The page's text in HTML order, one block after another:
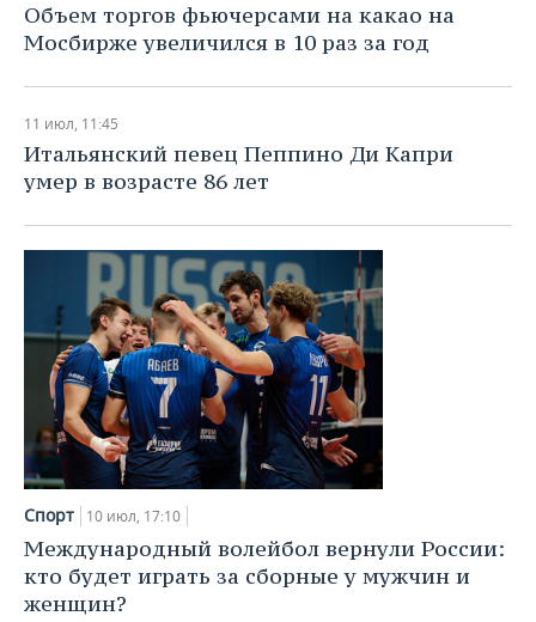
Объем торгов фьючерсами на какао на
Мосбирже увеличился в 10 раз за год
11 июл, 11:45
Итальянский певец Пеппино Ди Капри
умер в возрасте 86 лет
Спорт 10 июл, 17:10
Международный волейбол вернули России:
кто будет играть за сборные у мужчин и
женщин?